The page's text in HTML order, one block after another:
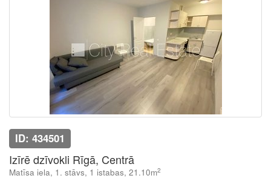
ID: 434501
Izīrē dzīvokli Rīgā, Centrā
Matīsa iela, 1. stāvs, 1 istabas, 21.10m2